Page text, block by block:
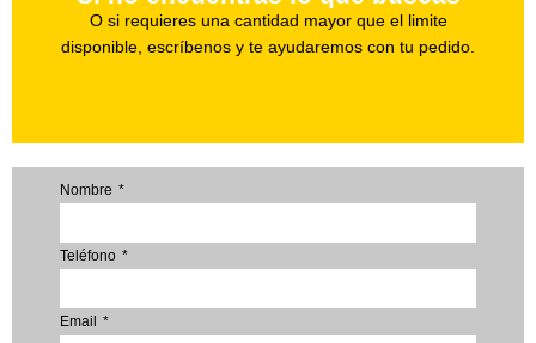
O si requieres una cantidad mayor que el limite
disponible, escríbenos y te ayudaremos con tu pedido.
Nombre
Teléfono
Email